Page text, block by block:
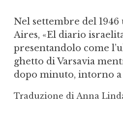
Nel settembre del
Aires, «El diario
presentandolo come
ghetto di Varsavia
dopo minuto, intorno
Traduzione di Anna